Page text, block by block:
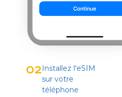
02Installez l'eSIM
sur votre
téléphone